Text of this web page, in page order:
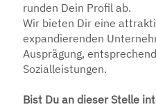
runden Dein Profil ab.
Wir bieten Dir eine
expandierenden
Ausprägung,
Sozialleistungen.
Bist Du an dieser Stelle